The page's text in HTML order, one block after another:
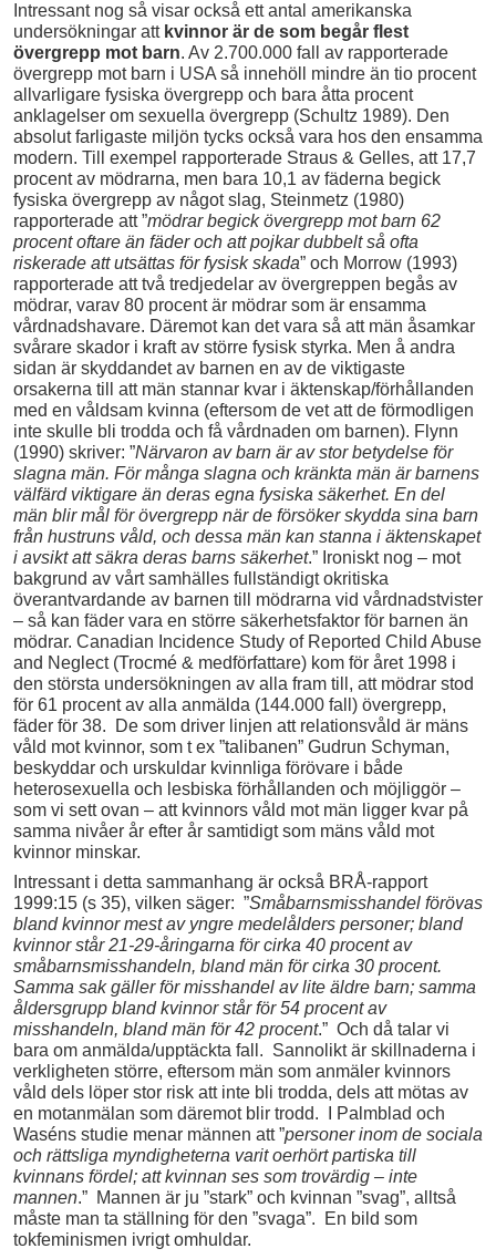
Intressant nog så visar också ett antal amerikanska
undersökningar att kvinnor är de som begår flest
övergrepp mot barn. Av 2.700.000 fall av rapporterade
övergrepp mot barn i USA så innehöll mindre än tio procent
allvarligare fysiska övergrepp och bara åtta procent
anklagelser om sexuella övergrepp (Schultz 1989). Den
absolut farligaste miljön tycks också vara hos den ensamma
modern. Till exempel rapporterade Straus & Gelles, att 17,7
procent av mödrarna, men bara 10,1 av fäderna begick
fysiska övergrepp av något slag, Steinmetz (1980)
rapporterade att ”mödrar begick övergrepp mot barn 62
procent oftare än fäder och att pojkar dubbelt så ofta
riskerade att utsättas för fysisk skada” och Morrow (1993)
rapporterade att två tredjedelar av övergreppen begås av
mödrar, varav 80 procent är mödrar som är ensamma
vårdnadshavare. Däremot kan det vara så att män åsamkar
svårare skador i kraft av större fysisk styrka. Men å andra
sidan är skyddandet av barnen en av de viktigaste
orsakerna till att män stannar kvar i äktenskap/förhållanden
med en våldsam kvinna (eftersom de vet att de förmodligen
inte skulle bli trodda och få vårdnaden om barnen). Flynn
(1990) skriver: ”Närvaron av barn är av stor betydelse för
slagna män. För många slagna och kränkta män är barnens
välfärd viktigare än deras egna fysiska säkerhet. En del
män blir mål för övergrepp när de försöker skydda sina barn
från hustruns våld, och dessa män kan stanna i äktenskapet
i avsikt att säkra deras barns säkerhet.” Ironiskt nog – mot
bakgrund av vårt samhälles fullständigt okritiska
överantvardande av barnen till mödrarna vid vårdnadstvister
– så kan fäder vara en större säkerhetsfaktor för barnen än
mödrar. Canadian Incidence Study of Reported Child Abuse
and Neglect (Trocmé & medförfattare) kom för året 1998 i
den största undersökningen av alla fram till, att mödrar stod
för 61 procent av alla anmälda (144.000 fall) övergrepp,
fäder för 38. De som driver linjen att relationsvåld är mäns
våld mot kvinnor, som t ex ”talibanen” Gudrun Schyman,
beskyddar och urskuldar kvinnliga förövare i både
heterosexuella och lesbiska förhållanden och möjliggör –
som vi sett ovan – att kvinnors våld mot män ligger kvar på
samma nivåer år efter år samtidigt som mäns våld mot
kvinnor minskar.
Intressant i detta sammanhang är också BRÅ-rapport
1999:15 (s 35), vilken säger: ”Småbarnsmisshandel förövas
bland kvinnor mest av yngre medelålders personer; bland
kvinnor står 21-29-åringarna för cirka 40 procent av
småbarnsmisshandeln, bland män för cirka 30 procent.
Samma sak gäller för misshandel av lite äldre barn; samma
åldersgrupp bland kvinnor står för 54 procent av
misshandeln, bland män för 42 procent.” Och då talar vi
bara om anmälda/upptäckta fall. Sannolikt är skillnaderna i
verkligheten större, eftersom män som anmäler kvinnors
våld dels löper stor risk att inte bli trodda, dels att mötas av
en motanmälan som däremot blir trodd. I Palmblad och
Waséns studie menar männen att ”personer inom de sociala
och rättsliga myndigheterna varit oerhört partiska till
kvinnans fördel; att kvinnan ses som trovärdig – inte
mannen.” Mannen är ju ”stark” och kvinnan ”svag”, alltså
måste man ta ställning för den ”svaga”. En bild som
tokfeminismen ivrigt omhuldar.